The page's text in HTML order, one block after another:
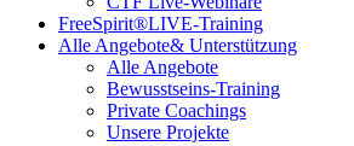
FreeSpirit®LIVE-Training
Alle Angebote& Unterstützung
Alle Angebote
Bewusstseins-Training
Private Coachings
Unsere Projekte